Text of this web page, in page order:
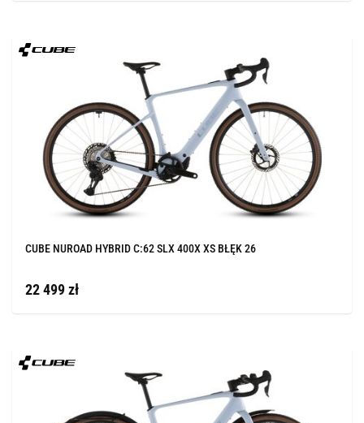
CUBE NUROAD HYBRID C:62 SLX 400X XS BŁĘK 26
22 499 zł